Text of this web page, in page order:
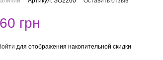
грн
для отображения накопительной скидки